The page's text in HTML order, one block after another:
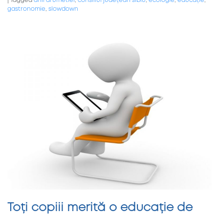
gastronomie
slowdown
Toți copiii merită o educație de